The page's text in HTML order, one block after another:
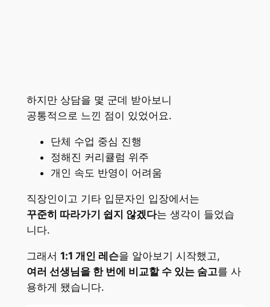
하지만 상담을 몇 군데 받아보니
공통적으로 느낀 점이 있었어요.
단체 수업 중심 진행
정해진 커리큘럼 위주
개인 속도 반영이 어려움
직장인이고 기타 입문자인 입장에서는
꾸준히 따라가기 쉽지 않겠다는 생각이 들었습
니다.
그래서 1:1 개인 레슨을 알아보기 시작했고,
여러 선생님을 한 번에 비교할 수 있는 숨고를 사
용하게 됐습니다.